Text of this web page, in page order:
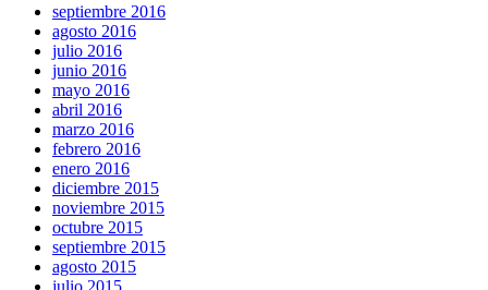
septiembre 2016
agosto 2016
julio 2016
junio 2016
mayo 2016
abril 2016
marzo 2016
febrero 2016
enero 2016
diciembre 2015
noviembre 2015
octubre 2015
septiembre 2015
agosto 2015
julio 2015